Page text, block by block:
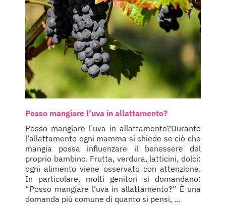
Posso mangiare l’uva in allattamento?
Posso mangiare l’uva in allattamento?Durante
l’allattamento ogni mamma si chiede se ciò che
mangia possa influenzare il benessere del
proprio bambino. Frutta, verdura, latticini, dolci:
ogni alimento viene osservato con attenzione.
In particolare, molti genitori si domandano:
“Posso mangiare l’uva in allattamento?” È una
domanda più comune di quanto si pensi, ...